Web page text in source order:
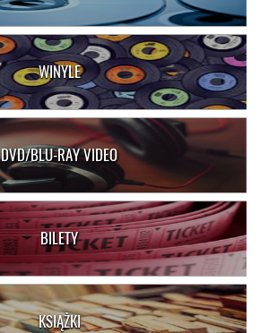
WINYLE
DVD/BLU-RAY VIDEO
BILETY
KSIĄŻKI